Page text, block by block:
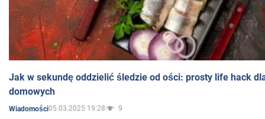
Jak w sekundę oddzielić śledzie od ości: prosty life hack
domowych
Wiadomości05.03.2025 19:28 9